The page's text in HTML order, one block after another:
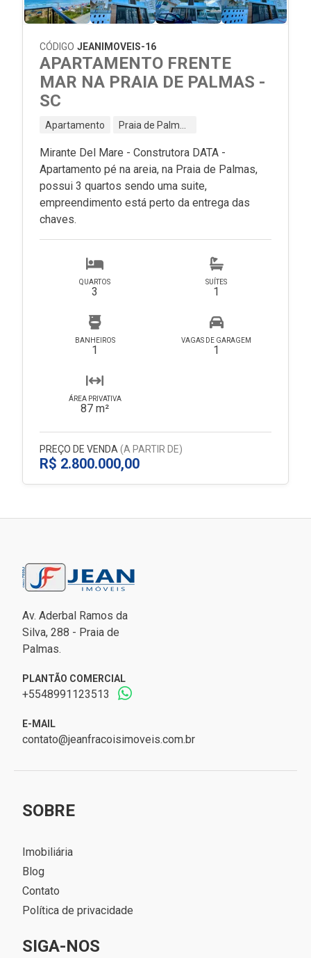
CÓDIGO JEANIMOVEIS-16
APARTAMENTO FRENTE
MAR NA PRAIA DE PALMAS -
SC
Apartamento
Mirante Del Mare - Construtora DATA -
Apartamento pé na areia, na Praia de Palmas,
possui 3 quartos sendo uma suite,
empreendimento está perto da entrega das
chaves.
QUARTOS
3
SUÍTES
1
BANHEIROS
1
VAGAS DE GARAGEM
1
ÁREA PRIVATIVA
87 m²
PREÇO DE VENDA(A PARTIR DE)
R$ 2.800.000,00
Av. Aderbal Ramos da
Silva, 288 - Praia de
Palmas.
PLANTÃO COMERCIAL
+5548991123513
E-MAIL
contato@jeanfracoisimoveis.com.br
SOBRE
Imobiliária
Blog
Contato
Política de privacidade
SIGA-NOS